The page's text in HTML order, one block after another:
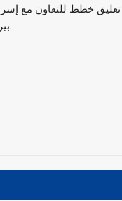
تعليق خطط للتعاون مع
بيرقدار زيارة كانت مقررة لإسرائيل، بحسب ما أورد موقع بلومبيرغ.